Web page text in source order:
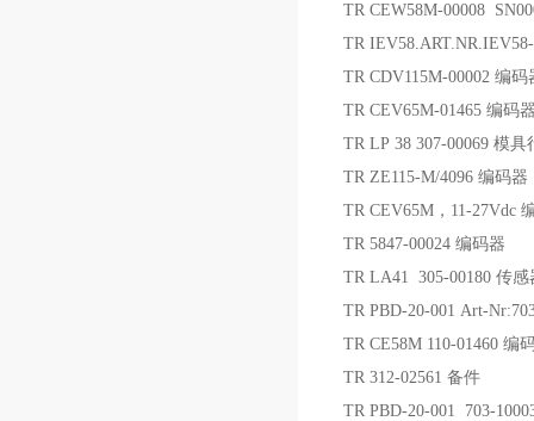
TR CEW58M-00008
TR
TR CDV115M-00002 编码
TR CEV65M-01465 编码
TR LP 38 307-00069 模
TR ZE115-M/4096 编码器
TR CEV65M，11-27Vdc
TR 5847-00024 编码器
TR LA41 305-00180 传感
TR PBD-20-001 Art-
TR CE58M 110-01460 编
TR 312-02561 备件
TR PBD-20-001 703-